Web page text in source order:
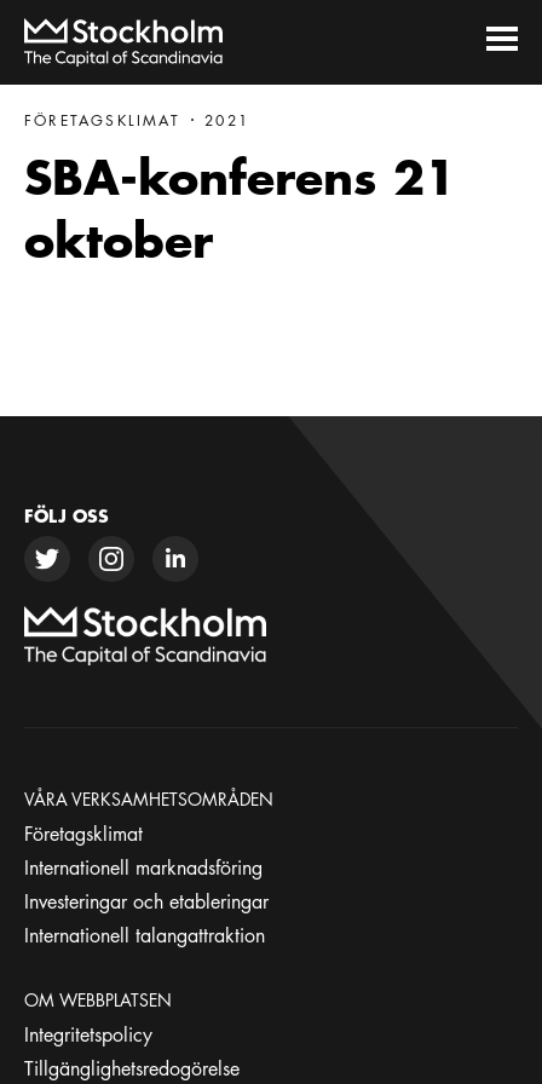
FÖRETAGSKLIMAT 2021
SBA-konferens 21
oktober
FÖLJ OSS
VÅRA VERKSAMHETSOMRÅDEN
Företagsklimat
Internationell marknadsföring
Investeringar och etableringar
Internationell talangattraktion
OM WEBBPLATSEN
Integritetspolicy
Tillgänglighetsredogörelse